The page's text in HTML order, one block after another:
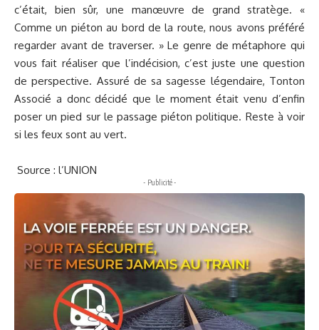
c’était, bien sûr, une manœuvre de grand stratège. «
Comme un piéton au bord de la route, nous avons préféré
regarder avant de traverser. » Le genre de métaphore qui
vous fait réaliser que l’indécision, c’est juste une question
de perspective. Assuré de sa sagesse légendaire, Tonton
Associé a donc décidé que le moment était venu d’enfin
poser un pied sur le passage piéton politique. Reste à voir
si les feux sont au vert.
Source : l’UNION
- Publicité -